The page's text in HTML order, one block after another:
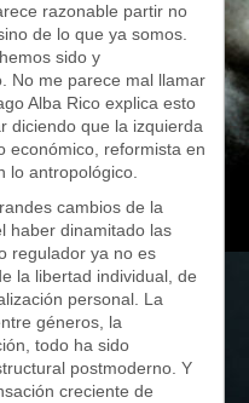
razonable partir no
de lo que ya somos.
sido y
No me parece mal llamar
Alba Rico explica esto
diciendo que la izquierda
económico, reformista en
lo antropológico.
cambios de la
haber dinamitado las
regulador ya no es
la libertad individual, de
personal. La
géneros, la
todo ha sido
postmoderno. Y
creciente de